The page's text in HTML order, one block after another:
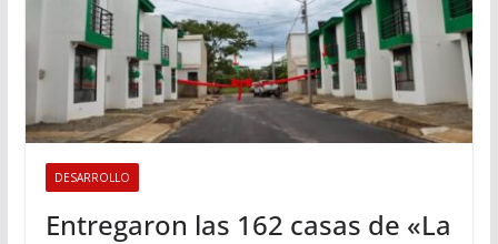
DESARROLLO
Entregaron las 162 casas de «La